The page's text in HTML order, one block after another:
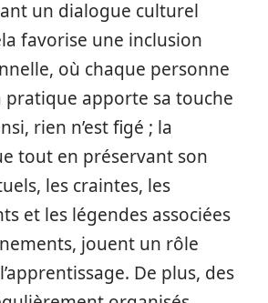
un dialogue culturel
favorise une inclusion
où chaque personne
pratique apporte sa touche
rien n’est figé ; la
tout en préservant son
les craintes, les
et les légendes associées
jouent un rôle
De plus, des